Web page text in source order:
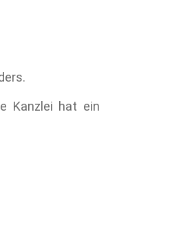
Kanzlei hat ein